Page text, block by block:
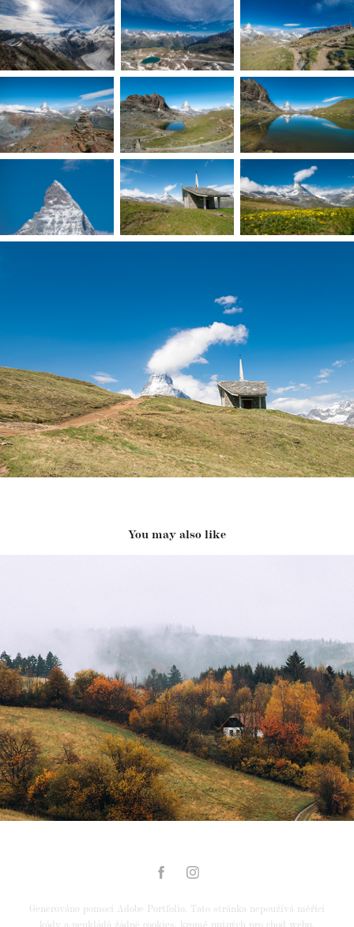
You may also like
Podzim 2020
2020
Generováno pomocí Adobe Portfolio
. Tato stránka nepoužívá měřící
kódy a neukládá žádné cookies, kromě nutných pro chod webu.